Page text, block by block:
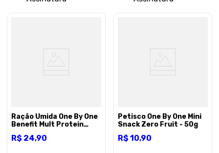
Ração Ùmida One By One
Benefit Mult Protein
R$ 24,90
Petisco One By One Mini
Snack Zero Fruit - 50g
R$ 10,90